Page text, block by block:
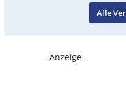
Alle
- Anzeige -